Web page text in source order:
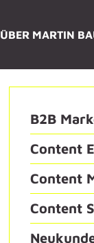
ÜBER MARTIN
B2B
Content
Content
Content